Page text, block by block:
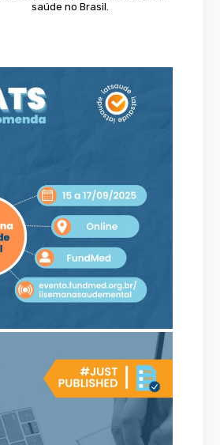
saúde no Brasil.